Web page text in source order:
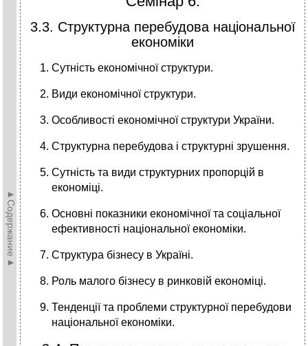
►Содержание►
3.3. Структурна перебудова національної
економіки
Сутність економічної структури.
Види економічної структури.
Особливості економічної структури України.
Структурна перебудова і структурні зрушення.
Сутність та види структурних пропорцій в
економіці.
Основні показники економічної та соціальної
ефективності національної економіки.
Структура бізнесу в Україні.
Роль малого бізнесу в ринковій економіці.
Тенденції та проблеми структурної перебудови
національної економіки.